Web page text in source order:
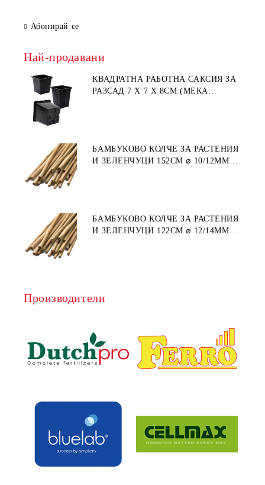
Абонирай се
Най-продавани
КВАДРАТНА РАБОТНА САКСИЯ ЗА
РАЗСАД 7 X 7 X 8СМ (МЕКА
БАМБУКОВО КОЛЧЕ ЗА РАСТЕНИЯ
И ЗЕЛЕНЧУЦИ 152СМ ⌀ 10/12ММ
БАМБУКОВО КОЛЧЕ ЗА РАСТЕНИЯ
И ЗЕЛЕНЧУЦИ 122СМ ⌀ 12/14ММ
Производители